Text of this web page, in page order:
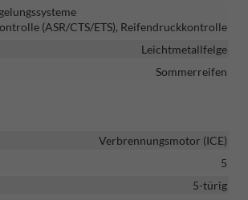
(ASR/CTS/ETS), Reifendruckkontrolle
Leichtmetallfelge
Sommerreifen
Verbrennungsmotor (ICE)
5
5-türig